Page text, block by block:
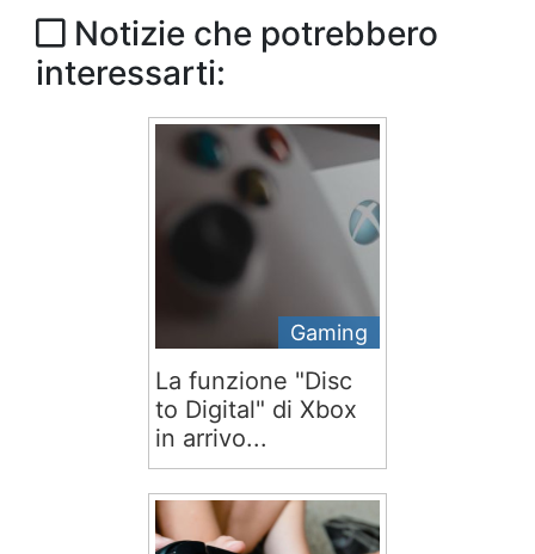
Notizie che potrebbero
interessarti:
Gaming
La funzione "Disc
to Digital" di Xbox
in arrivo...